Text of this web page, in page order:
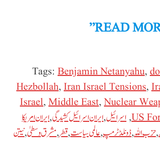
READ
Tags: Benjamin Netanyahu,
Hezbollah, Iran Israel Tensions,
Israel, Middle East, Nuclear
US
, اسرائیل,ایران اسرائیل کشیدگی,ایران امریکا
,حزب اللہ,ڈونلڈ ٹرمپ,عالمی سیاست,قطر,مشرق وسطیٰ,نیتن